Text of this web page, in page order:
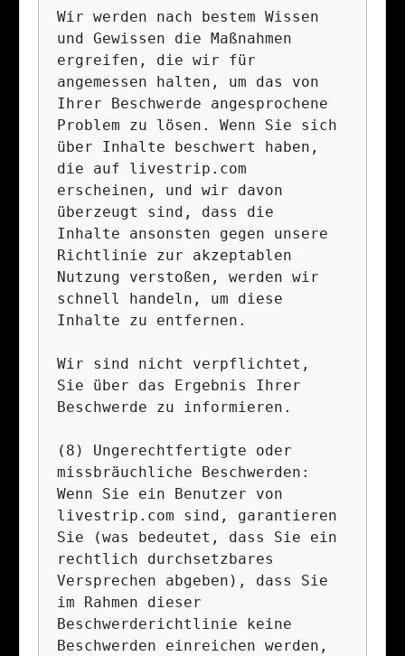
Wir werden nach bestem Wissen
und Gewissen die Maßnahmen
ergreifen, die wir für
angemessen halten, um das von
Ihrer Beschwerde angesprochene
Problem zu lösen. Wenn Sie sich
über Inhalte beschwert haben,
die auf livestrip.com
erscheinen, und wir davon
überzeugt sind, dass die
Inhalte ansonsten gegen unsere
Richtlinie zur akzeptablen
Nutzung verstoßen, werden wir
schnell handeln, um diese
Inhalte zu entfernen.
Wir sind nicht verpflichtet,
Sie über das Ergebnis Ihrer
Beschwerde zu informieren.
(8) Ungerechtfertigte oder
missbräuchliche Beschwerden:
Wenn Sie ein Benutzer von
livestrip.com sind, garantieren
Sie (was bedeutet, dass Sie ein
rechtlich durchsetzbares
Versprechen abgeben), dass Sie
im Rahmen dieser
Beschwerderichtlinie keine
Beschwerden einreichen werden,